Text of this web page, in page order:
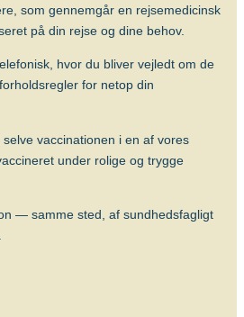
gives én gang.
0, 2 og 4. Kapslerne
før et måltid.
kan gives til alle over
varighed
som gennemgår en rejsemedicinsk
på din rejse og dine behov.
hvor du bliver vejledt om de
for netop din
vaccinationen i en af vores
under rolige og trygge
— samme sted, af sundhedsfagligt